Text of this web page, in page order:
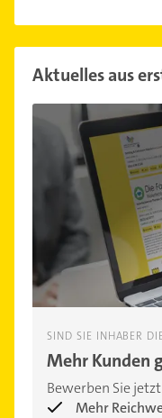
Aktuelles aus
SIND SIE INHABER
Mehr Kunden
Bewerben Sie
Mehr